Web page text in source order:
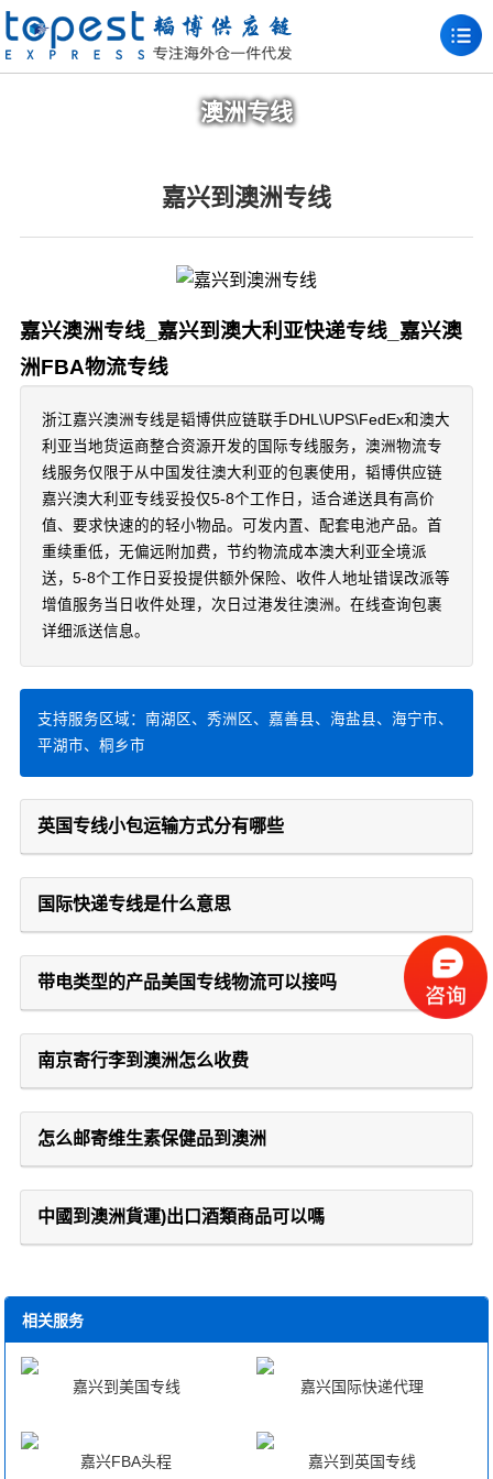
澳洲专线
嘉兴到澳洲专线
嘉兴澳洲专线_嘉兴到澳大利亚快递专线_嘉兴澳
洲FBA物流专线
浙江嘉兴澳洲专线是韬博供应链联手DHL\UPS\FedEx和澳大
利亚当地货运商整合资源开发的国际专线服务，澳洲物流专
线服务仅限于从中国发往澳大利亚的包裹使用，韬博供应链
嘉兴澳大利亚专线妥投仅5-8个工作日，适合递送具有高价
值、要求快速的的轻小物品。可发内置、配套电池产品。首
重续重低，无偏远附加费，节约物流成本澳大利亚全境派
送，5-8个工作日妥投提供额外保险、收件人地址错误改派等
增值服务当日收件处理，次日过港发往澳洲。在线查询包裹
详细派送信息。
支持服务区域：南湖区、秀洲区、嘉善县、海盐县、海宁市、
平湖市、桐乡市
英国专线小包运输方式分有哪些
国际快递专线是什么意思
带电类型的产品美国专线物流可以接吗
南京寄行李到澳洲怎么收费
怎么邮寄维生素保健品到澳洲
中國到澳洲貨運)出口酒類商品可以嗎
相关服务
嘉兴到美国专线 嘉兴国际快递代理
嘉兴FBA头程 嘉兴到英国专线